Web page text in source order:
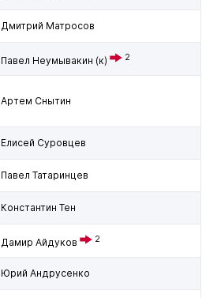
Дмитрий Матросов
Павел Неумывакин (к) 2
Артем Снытин
Елисей Суровцев
Павел Татаринцев
Константин Тен
Дамир Айдуков 2
Юрий Андрусенко